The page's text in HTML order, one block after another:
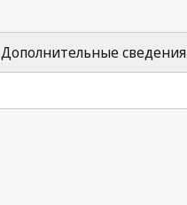
Дополнительные сведения